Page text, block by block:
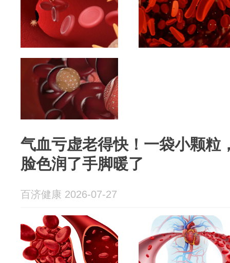
气血亏虚老得快！一袋小颗粒
脸色润了手脚暖了
百济健康 2026-07-27